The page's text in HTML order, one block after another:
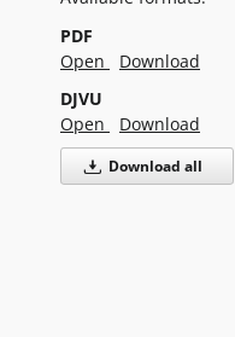
PDF
Open
Download
DJVU
Open
Download
Download all